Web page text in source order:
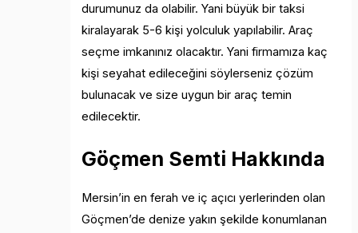
durumunuz da olabilir. Yani büyük bir taksi
kiralayarak 5-6 kişi yolculuk yapılabilir. Araç
seçme imkanınız olacaktır. Yani firmamıza kaç
kişi seyahat edileceğini söylerseniz çözüm
bulunacak ve size uygun bir araç temin
edilecektir.
Göçmen Semti Hakkında
Mersin’in en ferah ve iç açıcı yerlerinden olan
Göçmen’de denize yakın şekilde konumlanan